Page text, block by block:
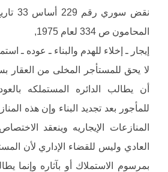
المحامون ص 334 لعام 1975,
إيجار ـ إخلاء للهدم والبناء ـ عوده ـ
لا يحق للمستأجر المخلى من العقار
أن يطالب الدائره المستملكه
للمأجور بعد تجديد البناء وإن هذه
المنازعات الإيجاريه وينعقد
العادي وليس للقضاء الإداري لأن
بمرسوم الاستملاك أو بآثاره وإنما